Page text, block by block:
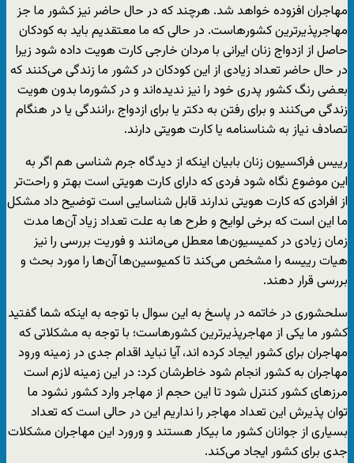
مهاجران افزوده خواهد شد. هرچند که در حال حاضر نیز کشور ما جز
مهاجرپذیرترین کشورهاست. در حالی که ما معتقدیم باید به کودکان
حاصل از ازدواج زنان ایرانی با مردان خارجی کارت هویت داده شود زیرا
در حال حاضر تعداد زیادی از این کودکان در کشور ما زندگی می‌کنند که
بعضی رنگ کشور پدری خود را نیز ندیده‌اند و در کشورما بدون هویت
زندگی می‌کنند و برای رفتن به دکتر یا برای ازدواج ،رانندگی یا در هنگام
تصادف نیاز به شناسنامه یا کارت هویتی دارند.
رییس فراکسیون زنان بابیان اینکه از دیدگاه جرم شناسی هم اگر به
این موضوع نگاه شود فردی که دارای کارت هویتی است بهتر و راحت‌تر
از افرادی که کارت هویتی ندارند قابل شناسایی است توضیح داد مشکل
ما این است که برخی لوایح و طرح ها به علت‌ تعداد زیاد آن‌ها مدت
زمان زیادی در کمیسیون‌ها معطل می‌مانند و فوریت بررسی را نیز
هیات رییسه را مشخص می‌کند تا کمیوسین‌ها آن‌ها را مورد بحث و
بررسی قرار دهند.
سلحشوری در خاتمه در پاسخ به این سوال با توجه به اینکه شما گفتید
کشور ما یکی از مهاجرپذیرترین کشورهاست؛ با توجه به مشکلاتی که
مهاجران برای کشور ایجاد کرده اند، آیا نباید اقدام جدی در زمینه ورود
مهاجران به کشور انجام شود خاطرشان کرد: در این زمینه لازم است
مرزهای کشور کنترل شود تا این حجم از مهاجر وارد کشور نشود ما
توان پذیرش این تعداد مهاجر را نداریم این در حالی است که تعداد
بسیاری از جوانان کشور ما بیکار هستند و ورورد این مهاجران مشکلات
جدی برای کشور ایجاد می‌کند.